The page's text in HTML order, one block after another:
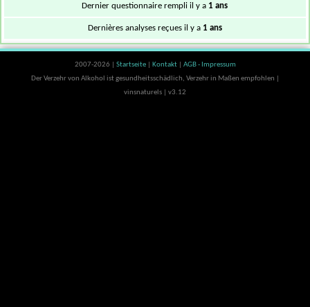
Dernier questionnaire rempli il y a 1 ans
Dernières analyses reçues il y a 1 ans
2007-2026 | Startseite Kontakt
AGB - Impressum
Der Verzehr von Alkohol ist gesundheitsschädlich, Verzehr in Maßen empfohlen |
vinsnaturels | v3.12